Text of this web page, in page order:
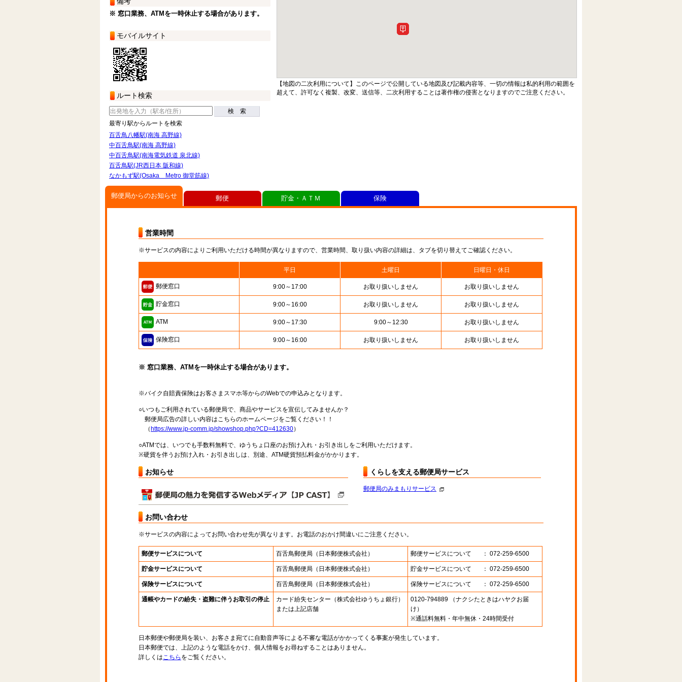
※ 窓口業務、ATMを一時休止する場合があります。
モバイルサイト
ルート検索
検 索
最寄り駅からルートを検索
百舌鳥八幡駅(南海 高野線)
中百舌鳥駅(南海 高野線)
中百舌鳥駅(南海電気鉄道 泉北線)
百舌鳥駅(JR西日本 阪和線)
なかもず駅(Osaka Metro 御堂筋線)
【地図の二次利用について】このページで公開している地図及び記載内容等、一切の情報は私的利用の範囲を
超えて、許可なく複製、改変、送信等、二次利用することは著作権の侵害となりますのでご注意ください。
郵便局からのお知らせ
営業時間
※サービスの内容によりご利用いただける時間が異なりますので、営業時間、取り扱い内容の詳細は、タブを切り替えてご確認ください。
平日 土曜日 日曜日・休日
郵便窓口 9:00～17:00 お取り扱いしません お取り扱いしません
貯金窓口 9:00～16:00 お取り扱いしません お取り扱いしません
ATM 9:00～17:30 9:00～12:30 お取り扱いしません
保険窓口 9:00～16:00 お取り扱いしません お取り扱いしません
※ 窓口業務、ATMを一時休止する場合があります。
※バイク自賠責保険はお客さまスマホ等からのWebでの申込みとなります。
○いつもご利用されている郵便局で、商品やサービスを宣伝してみませんか？
郵便局広告の詳しい内容はこちらのホームページをご覧ください！！
（ https://www.jp-comm.jp/showshop.php?CD=412630）
○ATMでは、いつでも手数料無料で、ゆうちょ口座のお預け入れ・お引き出しをご利用いただけます。
※硬貨を伴うお預け入れ・お引き出しは、別途、ATM硬貨預払料金がかかります。
お知らせ くらしを支える郵便局サービス
郵便局のみまもりサービス
お問い合わせ
※サービスの内容によってお問い合わせ先が異なります。お電話のおかけ間違いにご注意ください。
郵便サービスについて 百舌鳥郵便局 （日本郵便株式会社） 郵便サービスについて ： 072-259-6500
貯金サービスについて 百舌鳥郵便局 （日本郵便株式会社） 貯金サービスについて ： 072-259-6500
保険サービスについて 百舌鳥郵便局 （日本郵便株式会社） 保険サービスについて ： 072-259-6500
通帳やカードの紛失・盗難に伴うお取引の停止 カード紛失センター （株式会社ゆうちょ銀行）
または上記店舗
0120-794889 （ナクシたときはハヤクお届
け）
※通話料無料・年中無休・24時間受付
日本郵便や郵便局を装い、お客さま宛てに自動音声等による不審な電話がかかってくる事案が発生しています。
日本郵便では、上記のような電話をかけ、個人情報をお尋ねすることはありません。
詳しくはこちら をご覧ください。
郵便 貯金・ＡＴＭ 保険